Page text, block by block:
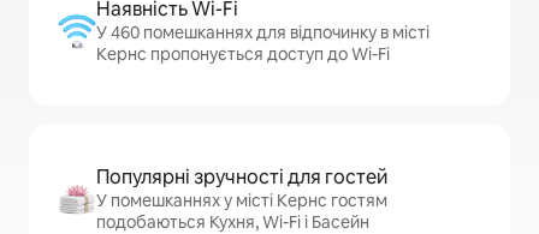
Наявність Wi-Fi
У 460 помешканнях для відпочинку в місті
Кернс пропонується доступ до Wi-Fi
Популярні зручності для гостей
У помешканнях у місті Кернс гостям
подобаються Кухня, Wi-Fi і Басейн